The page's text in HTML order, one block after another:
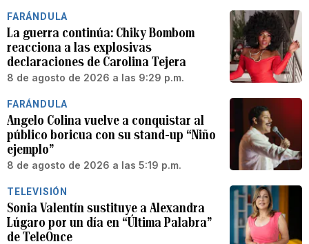
FARÁNDULA
La guerra continúa: Chiky Bombom
reacciona a las explosivas
declaraciones de Carolina Tejera
8 de agosto de 2026 a las 9:29 p.m.
FARÁNDULA
Angelo Colina vuelve a conquistar al
público boricua con su stand-up “Niño
ejemplo”
8 de agosto de 2026 a las 5:19 p.m.
TELEVISIÓN
Sonia Valentín sustituye a Alexandra
Lúgaro por un día en “Última Palabra”
de TeleOnce